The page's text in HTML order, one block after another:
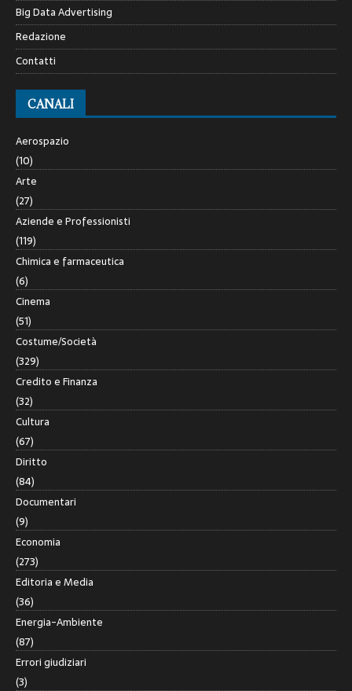
Big Data Advertising
Redazione
Contatti
CANALI
Aerospazio
(10)
Arte
(27)
Aziende e Professionisti
(119)
Chimica e farmaceutica
(6)
Cinema
(51)
Costume/Società
(329)
Credito e Finanza
(32)
Cultura
(67)
Diritto
(84)
Documentari
(9)
Economia
(273)
Editoria e Media
(36)
Energia-Ambiente
(87)
Errori giudiziari
(3)